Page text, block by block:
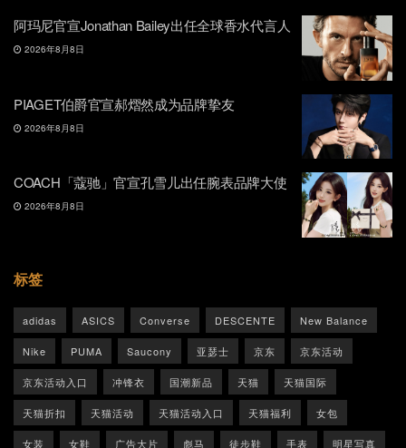
阿玛尼官宣Jonathan Bailey出任全球香水代言人
2026年8月8日
PIAGET伯爵官宣郝熠然成为品牌挚友
2026年8月8日
COACH「蔻驰」官宣孔雪儿出任腕表品牌大使
2026年8月8日
标签
adidas ASICS Converse DESCENTE New Balance
Nike PUMA Saucony 亚瑟士 京东 京东活动
京东活动入口 冲锋衣 国潮新品 天猫 天猫国际
天猫折扣 天猫活动 天猫活动入口 天猫福利 女包
女装 女鞋 广告大片 彪马 徒步鞋 手表 明星写真